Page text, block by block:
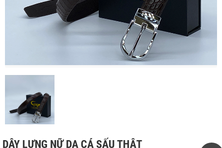
DÂY LƯNG NỮ DA CÁ SẤU THẬT